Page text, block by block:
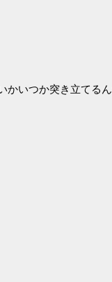
いつか突き立てる